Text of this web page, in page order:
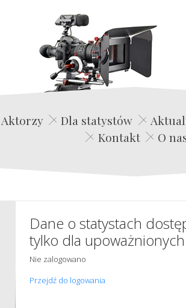
Aktorzy Dla statystów
Kontakt
O
Dane o statystach
tylko dla
Nie zalogowano
Przejdź do logowania